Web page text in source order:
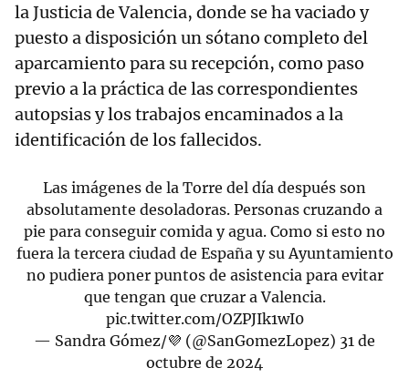
la Justicia de Valencia, donde se ha vaciado y
puesto a disposición un sótano completo del
aparcamiento para su recepción, como paso
previo a la práctica de las correspondientes
autopsias y los trabajos encaminados a la
identificación de los fallecidos.
Las imágenes de la Torre del día después son
absolutamente desoladoras. Personas cruzando a
pie para conseguir comida y agua. Como si esto no
fuera la tercera ciudad de España y su Ayuntamiento
no pudiera poner puntos de asistencia para evitar
que tengan que cruzar a Valencia.
pic.twitter.com/OZPJIk1wI0
— Sandra Gómez/💜 (@SanGomezLopez) 31 de
octubre de 2024